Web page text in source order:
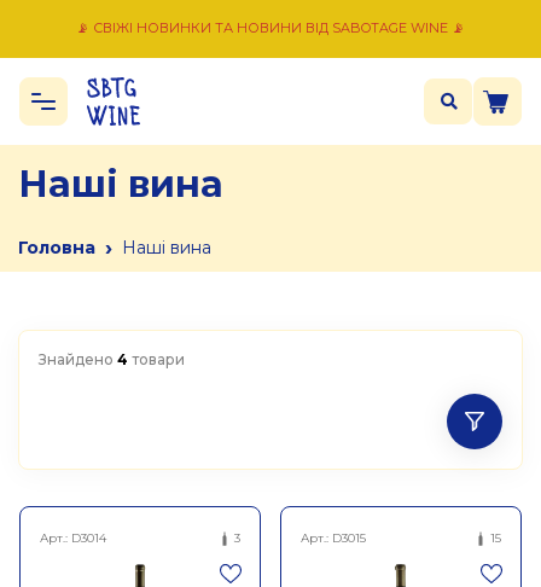
📡 СВІЖІ НОВИНКИ ТА НОВИНИ ВІД SABOTAGE WINE 📡
Наші вина
Головна › Наші вина
Знайдено 4 товари
Арт.: D3014 3 Арт.: D3015 15